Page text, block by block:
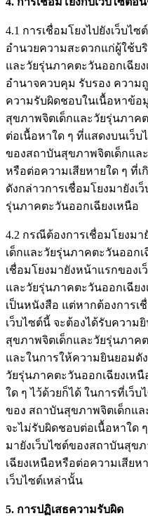
4.1 การเชื่อมโยงไปยังเว็บไ
อำนวยความสะดวกแก่ผู้ใช้บ
และวัยรุ่นภาคตะวันออกเฉีย
อำนาจควบคุม รับรอง ความ
ความรับผิดชอบในเนื้อหาข้อ
สุขภาพจิตเด็กและวัยรุ่นภาค
ต่อเนื้อหาใด ๆ ที่แสดงบนเว็บ
ของสถาบันสุขภาพจิตเด็กแล
หรือต่อความเสียหายใด ๆ ที่เ
ดังกล่าวการเชื่อมโยงมายัง
รุ่นภาคตะวันออกเฉียงเหนือ
4.2 กรณีต้องการเชื่อมโยงม
เด็กและวัยรุ่นภาคตะวันออก
เชื่อมโยงมายังหน้าแรกของ
และวัยรุ่นภาคตะวันออกเฉีย
เป็นหนังสือ แต่หากต้องการเ
เว็บไซต์นี้ จะต้องได้รับความ
สุขภาพจิตเด็กและวัยรุ่นภาค
และในการให้ความยินยอมดั
วัยรุ่นภาคตะวันออกเฉียงเห
ใด ๆ ไว้ด้วยก็ได้ ในการที่เว็
ของ สถาบันสุขภาพจิตเด็กแล
จะไม่รับผิดชอบต่อเนื้อหาใด
มายังเว็บไซต์ของสถาบันสุข
เฉียงเหนือหรือต่อความเสียห
เว็บไซต์เหล่านั้น
5. การปฏิเสธความรับผิด